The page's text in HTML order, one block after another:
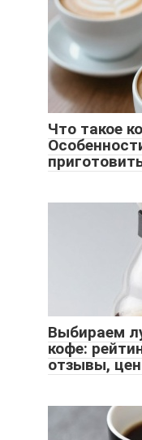
Что такое
Выбираем
кофе:
отзывы,